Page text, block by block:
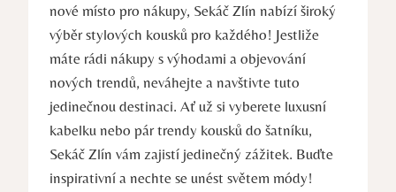
nové místo pro nákupy, Sekáč Zlín nabízí široký
výběr stylových kousků pro každého! Jestliže
máte rádi nákupy s výhodami a objevování
nových trendů, neváhejte a navštivte tuto
jedinečnou destinaci. Ať už si vyberete luxusní
kabelku nebo pár trendy kousků do šatníku,
Sekáč Zlín vám zajistí jedinečný zážitek. Buďte
inspirativní a nechte se unést světem módy!